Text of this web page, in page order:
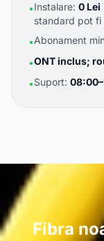
•Instalare: 0 Lei
standard pot fi
•Abonament
•ONT inclus;
•Suport:
Fibra